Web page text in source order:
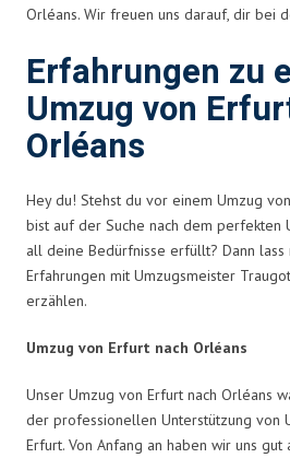
Orléans. Wir freuen uns darauf, dir bei
Erfahrungen zu
Umzug von
Orléans
Hey du! Stehst du vor einem Umzug
bist auf der Suche nach dem perfekten
all deine Bedürfnisse erfüllt? Dann lass
Erfahrungen mit Umzugsmeister
erzählen.
Umzug von Erfurt nach Orléans
Unser Umzug von Erfurt nach Orléans
der professionellen Unterstützung von
Erfurt. Von Anfang an haben wir uns